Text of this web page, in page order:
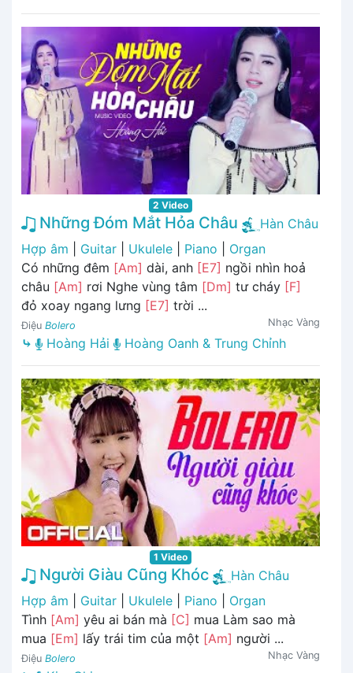
2 Video
Những Đóm Mắt Hỏa Châu
Hàn Châu
Hợp âm
Guitar Ukulele Piano
Organ
Có những đêm [Am] dài, anh [E7] ngồi nhìn hoả
châu [Am] rơi Nghe vùng tâm [Dm] tư cháy [F]
đỏ xoay ngang lưng [E7] trời ...
Điệu Bolero Nhạc Vàng
⤷ Hoàng Hải Hoàng Oanh & Trung Chỉnh
1 Video
Người Giàu Cũng Khóc
Hàn Châu
Hợp âm
Guitar Ukulele Piano
Organ
Tình [Am] yêu ai bán mà [C] mua Làm sao mà
mua [Em] lấy trái tim của một [Am] người ...
Điệu Bolero Nhạc Vàng